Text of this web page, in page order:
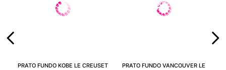
PRATO FUNDO KOBE LE CREUSET
PRATO FUNDO VANCOUVER LE